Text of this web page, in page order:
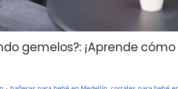
gemelos?: ¡Aprende
. P